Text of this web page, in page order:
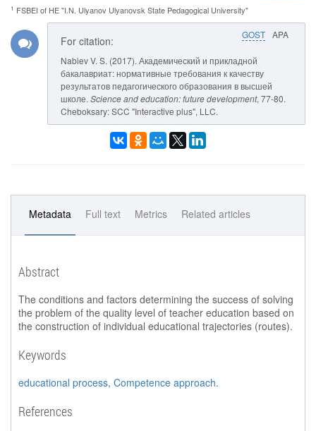
1 FSBEI of HE "I.N. Ulyanov Ulyanovsk State Pedagogical University"
GOST APA
For citation:
Nabiev V. S. (2017). Академический и прикладной
бакалавриат: нормативные требования к качеству
результатов педагогического образования в высшей
школе. Science and education: future development, 77-80.
Cheboksary: SCC "Interactive plus", LLC.
Metadata Full text Metrics Related articles
Abstract
The conditions and factors determining the success of solving
the problem of the quality level of teacher education based on
the construction of individual educational trajectories (routes).
Keywords
educational process, Competence approach.
References